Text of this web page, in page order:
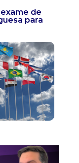
de
para